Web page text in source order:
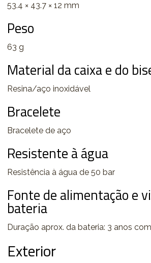
53.4 × 43.7 × 12 mm
Peso
63 g
Material da caixa e do
Resina/aço inoxidável
Bracelete
Bracelete de aço
Resistente à água
Resistência à água de 50 bar
Fonte de alimentação e
bateria
Duração aprox. da bateria: 3 anos
Exterior